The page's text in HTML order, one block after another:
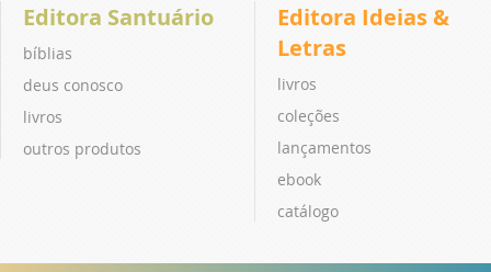
Editora Santuário
bíblias
deus conosco
livros
outros produtos
Editora Ideias &
Letras
livros
coleções
lançamentos
ebook
catálogo